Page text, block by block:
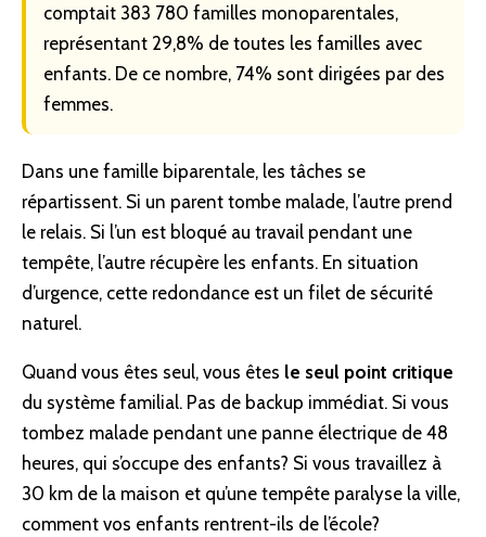
comptait 383 780 familles monoparentales,
représentant 29,8% de toutes les familles avec
enfants. De ce nombre, 74% sont dirigées par des
femmes.
Dans une famille biparentale, les tâches se
répartissent. Si un parent tombe malade, l’autre prend
le relais. Si l’un est bloqué au travail pendant une
tempête, l’autre récupère les enfants. En situation
d’urgence, cette redondance est un filet de sécurité
naturel.
Quand vous êtes seul, vous êtes le seul point critique
du système familial. Pas de backup immédiat. Si vous
tombez malade pendant une panne électrique de 48
heures, qui s’occupe des enfants? Si vous travaillez à
30 km de la maison et qu’une tempête paralyse la ville,
comment vos enfants rentrent-ils de l’école?